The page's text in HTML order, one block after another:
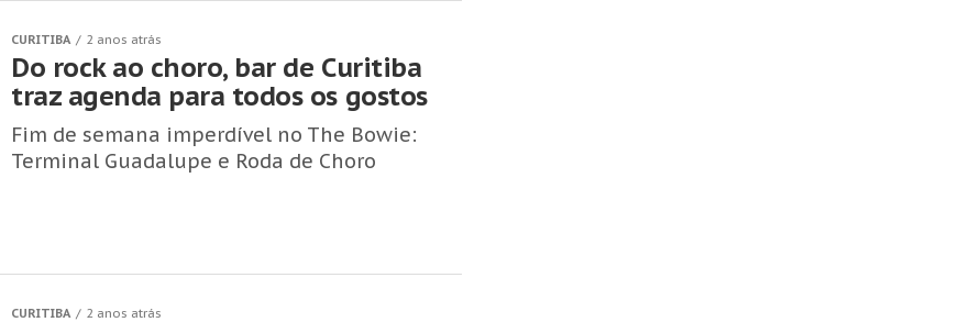
CURITIBA 2 anos atrás
Do rock ao choro, bar de Curitiba
traz agenda para todos os gostos
Fim de semana imperdível no The Bowie:
Terminal Guadalupe e Roda de Choro
CURITIBA 2 anos atrás